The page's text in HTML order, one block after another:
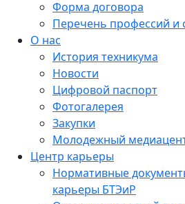
Форма договора
Перечень профессий и
О нас
История техникума
Новости
Цифровой паспорт
Фотогалерея
Закупки
Молодежный
Центр карьеры
Нормативные
карьеры БТЭиР